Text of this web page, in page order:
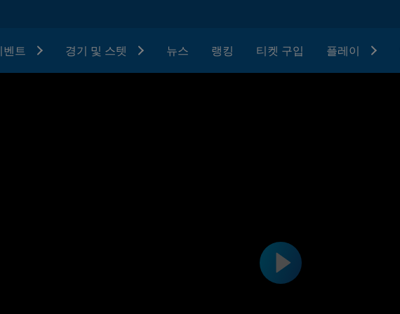
벤트 경기 및 스텟 뉴스 랭킹 티켓 구입 플레이